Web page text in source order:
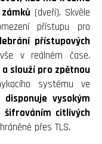
(dveří). Skvěle
přístupu pro
přístupových
v reálném čase.
slouží pro zpětnou
systému ve
disponuje vysokým
šifrováním citlivých
přes TLS.